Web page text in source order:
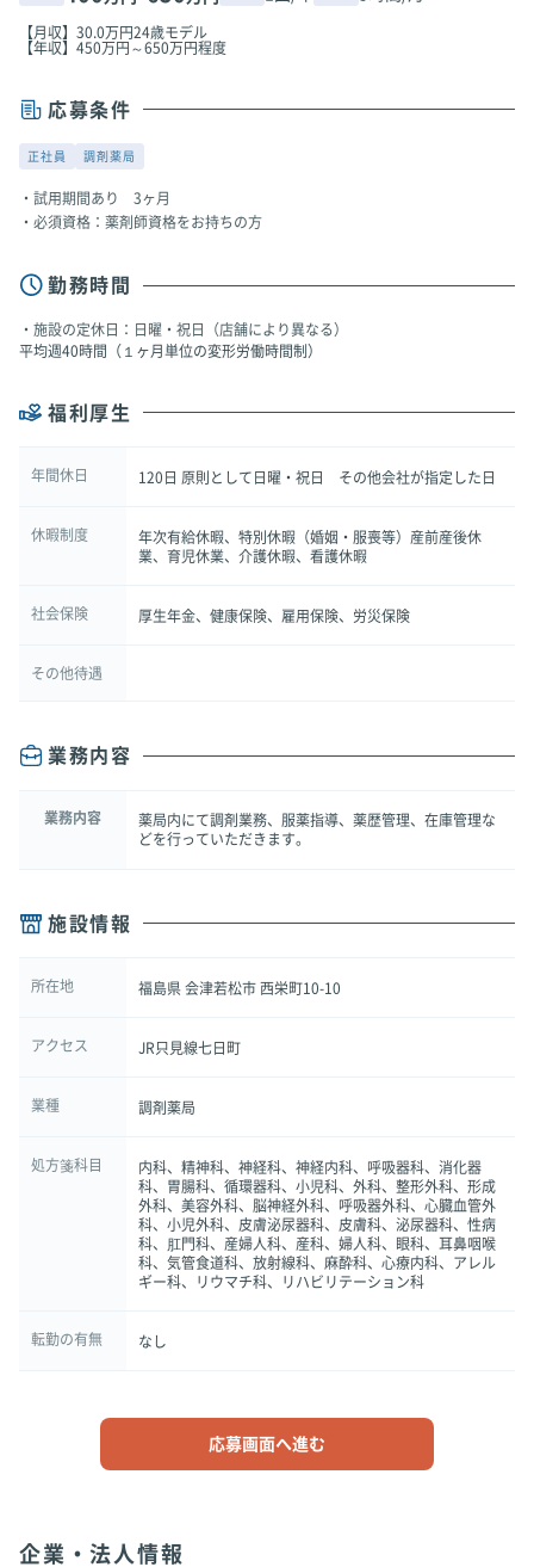
【月収】30.0万円24歳モデル
【年収】450万円～650万円程度
応募条件
正社員 調剤薬局
試用期間あり 3ヶ月
必須資格：薬剤師資格をお持ちの方
勤務時間
施設の定休日：日曜・祝日（店舗により異なる）
平均週40時間（１ヶ月単位の変形労働時間制）
福利厚生
年間休日 120日 原則として日曜・祝日 その他会社が指定した日
休暇制度
年次有給休暇、特別休暇（婚姻・服喪等）産前産後休
業、育児休業、介護休暇、看護休暇
社会保険 厚生年金、健康保険、雇用保険、労災保険
その他待遇
業務内容
業務内容
薬局内にて調剤業務、服薬指導、薬歴管理、在庫管理な
どを行っていただきます。
施設情報
所在地 福島県 会津若松市 西栄町10-10
アクセス JR只見線七日町
業種 調剤薬局
処方箋科目
内科、精神科、神経科、神経内科、呼吸器科、消化器
科、胃腸科、循環器科、小児科、外科、整形外科、形成
外科、美容外科、脳神経外科、呼吸器外科、心臓血管外
科、小児外科、皮膚泌尿器科、皮膚科、泌尿器科、性病
科、肛門科、産婦人科、産科、婦人科、眼科、耳鼻咽喉
科、気管食道科、放射線科、麻酔科、心療内科、アレル
ギー科、リウマチ科、リハビリテーション科
転勤の有無 なし
応募画面へ進む
企業・法人情報